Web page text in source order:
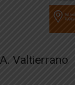
Valtierrano